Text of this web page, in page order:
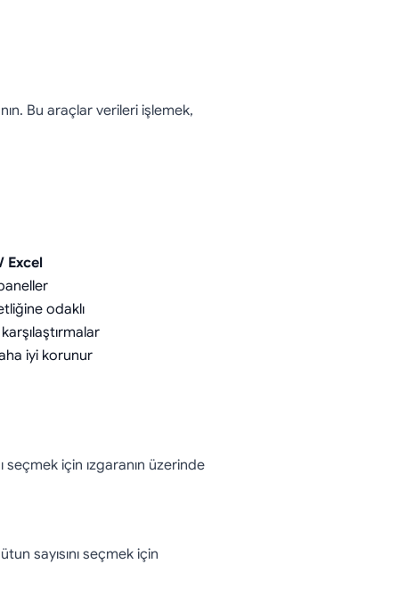
Bu araçlar verileri işlemek,
Excel
odaklı
iyi korunur
seçmek için ızgaranın üzerinde
sayısını seçmek için